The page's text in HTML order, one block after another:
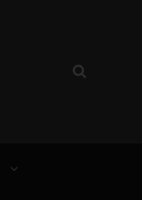
Search